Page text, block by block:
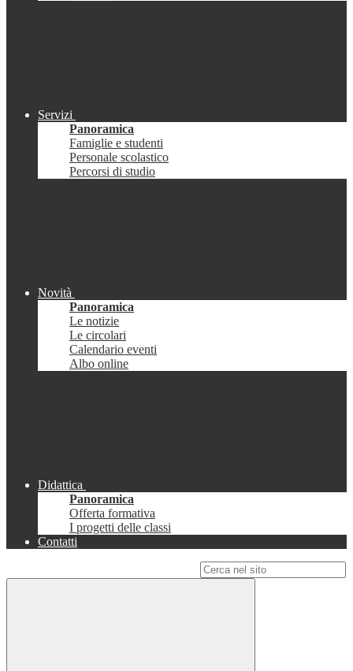
Servizi
Panoramica
Famiglie e studenti
Personale scolastico
Percorsi di studio
Novità
Panoramica
Le notizie
Le circolari
Calendario eventi
Albo online
Didattica
Panoramica
Offerta formativa
I progetti delle classi
Contatti